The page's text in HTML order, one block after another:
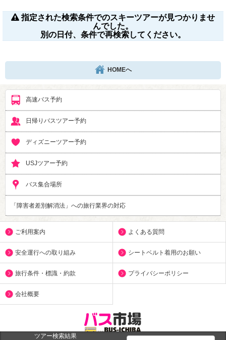
指定された検索条件でのスキーツアーが見つかりませ
んでした。
別の日付、条件で再検索してください。
ツアー検索結果
HOMEへ
高速バス予約
日帰りバスツアー予約
ディズニーツアー予約
USJツアー予約
バス集合場所
「障害者差別解消法」への旅行業界の対応
ご利用案内 よくある質問
安全運行への取り組み シートベルト着用のお願い
旅行条件・標識・約款 プライバシーポリシー
会社概要